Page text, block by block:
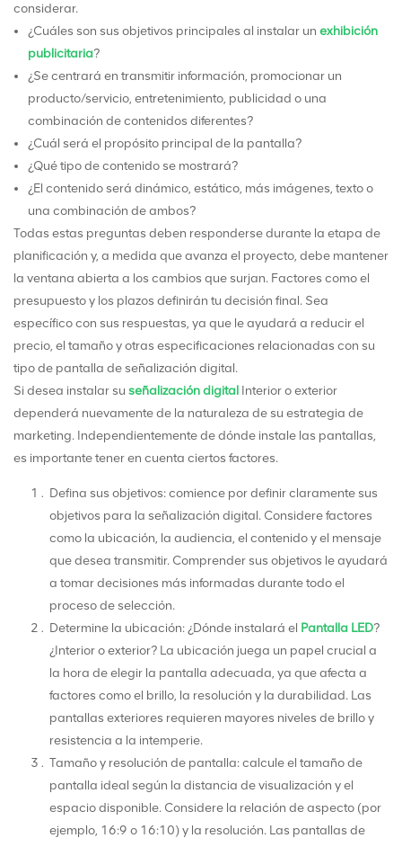
considerar.
¿Cuáles son sus objetivos principales al instalar un exhibición
publicitaria?
¿Se centrará en transmitir información, promocionar un
producto/servicio, entretenimiento, publicidad o una
combinación de contenidos diferentes?
¿Cuál será el propósito principal de la pantalla?
¿Qué tipo de contenido se mostrará?
¿El contenido será dinámico, estático, más imágenes, texto o
una combinación de ambos?
Todas estas preguntas deben responderse durante la etapa de
planificación y, a medida que avanza el proyecto, debe mantener
la ventana abierta a los cambios que surjan. Factores como el
presupuesto y los plazos definirán tu decisión final. Sea
específico con sus respuestas, ya que le ayudará a reducir el
precio, el tamaño y otras especificaciones relacionadas con su
tipo de pantalla de señalización digital.
Si desea instalar su señalización digital Interior o exterior
dependerá nuevamente de la naturaleza de su estrategia de
marketing. Independientemente de dónde instale las pantallas,
es importante tener en cuenta ciertos factores.
Defina sus objetivos: comience por definir claramente sus
objetivos para la señalización digital. Considere factores
como la ubicación, la audiencia, el contenido y el mensaje
que desea transmitir. Comprender sus objetivos le ayudará
a tomar decisiones más informadas durante todo el
proceso de selección.
Determine la ubicación: ¿Dónde instalará el Pantalla LED?
¿Interior o exterior? La ubicación juega un papel crucial a
la hora de elegir la pantalla adecuada, ya que afecta a
factores como el brillo, la resolución y la durabilidad. Las
pantallas exteriores requieren mayores niveles de brillo y
resistencia a la intemperie.
Tamaño y resolución de pantalla: calcule el tamaño de
pantalla ideal según la distancia de visualización y el
espacio disponible. Considere la relación de aspecto (por
ejemplo, 16:9 o 16:10) y la resolución. Las pantallas de